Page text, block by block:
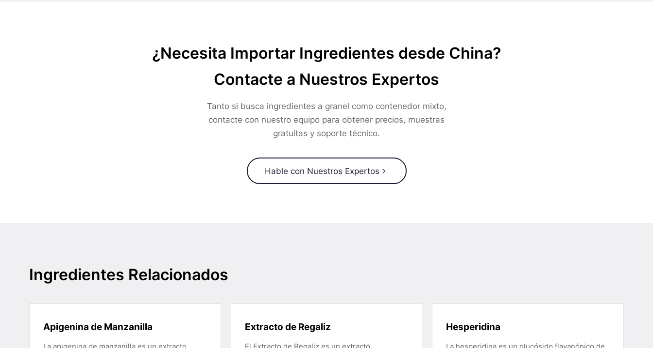
¿Necesita Importar Ingredientes desde China?
Contacte a Nuestros Expertos
Tanto si busca ingredientes a granel como contenedor mixto,
contacte con nuestro equipo para obtener precios, muestras
gratuitas y soporte técnico.
Hable con Nuestros Expertos
Ingredientes Relacionados
Apigenina de Manzanilla Extracto de Regaliz Hesperidina